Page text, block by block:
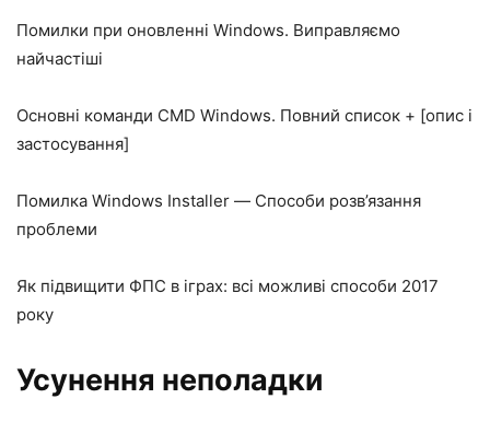
Помилки при оновленні Windows. Виправляємо
найчастіші
Основні команди CMD Windows. Повний список + [опис і
застосування]
Помилка Windows Installer — Способи розв’язання
проблеми
Як підвищити ФПС в іграх: всі можливі способи 2017
року
Усунення неполадки